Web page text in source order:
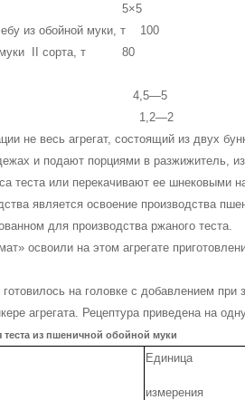
вплане, м 5×5
из обой­ной муки, т 100
муки II сорта, т 80
4,5—5
не весь агрегат, состоящий из двух
и подают порциями в разжижитель,
теста или перекачивают ее шнековыми
яв­ляется освоение производства
для производства ржаного теста.
освоили на этом агрегате
на головке с добавлением
агрегата. Рецептура приведена на
теста из пшеничной обойной муки
Единица
измерения